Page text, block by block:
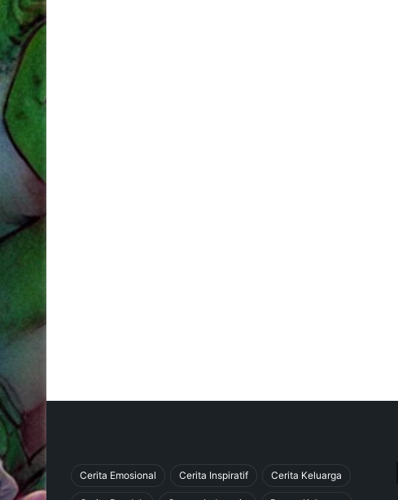
Cerita Emosional Cerita Inspiratif Cerita Keluarga